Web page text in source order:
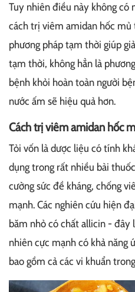
Tuy nhiên điều này không có
cách trị viêm amidan hốc mủ
phương pháp tạm thời giúp
tạm thời, không hẳn là
bệnh khỏi hoàn toàn người
nước ấm sẽ hiệu quả hơn.
Cách trị viêm amidan hốc
Tỏi vốn là dược liệu có tính
dụng trong rất nhiều bài
cường sức đề kháng, chống
mạnh. Các nghiên cứu hiện
băm nhỏ có chất allicin - đây
nhiên cực mạnh có khả năng
bao gồm cả các vi khuẩn